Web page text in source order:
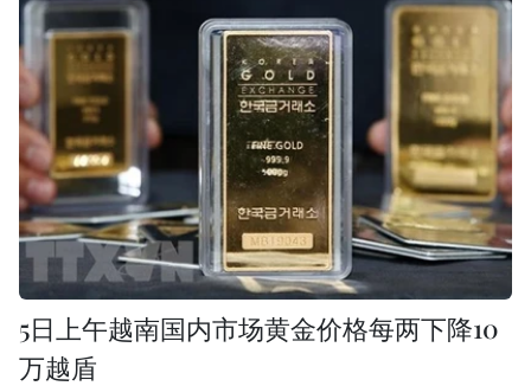
5日上午越南国内市场黄金价格每两下降10
万越盾